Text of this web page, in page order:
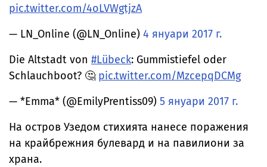
pic.twitter.com/4oLVWgtjzA
— LN_Online (@LN_Online) 4 януари 2017 г.
Die Altstadt von #Lübeck: Gummistiefel oder
Schlauchboot? 🤔 pic.twitter.com/MzcepqDCMg
— *Emma* (@EmilyPrentiss09) 5 януари 2017 г.
На остров Узедом стихията нанесе поражения
на крайбрежния булевард и на павилиони за
храна.